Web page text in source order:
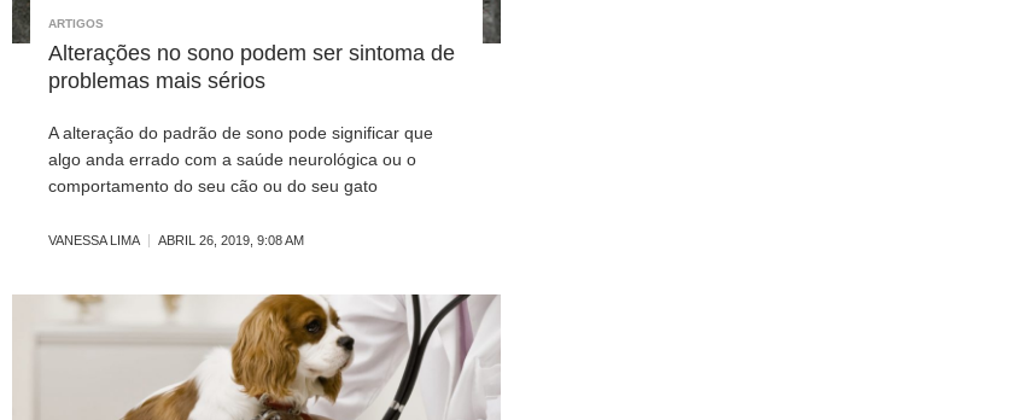
ARTIGOS
Alterações no sono podem ser sintoma de
problemas mais sérios
A alteração do padrão de sono pode significar que
algo anda errado com a saúde neurológica ou o
comportamento do seu cão ou do seu gato
VANESSA LIMA ABRIL 26, 2019, 9:08 AM